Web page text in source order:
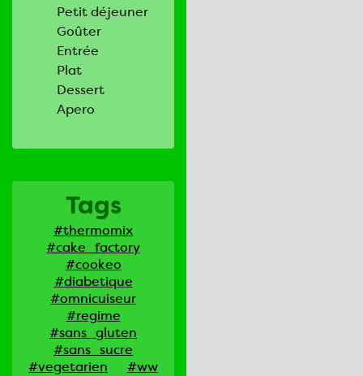
Petit déjeuner
Goûter
Entrée
Plat
Dessert
Apero
Tags
#thermomix
#cake_factory
#cookeo
#diabetique
#omnicuiseur
#regime
#sans_gluten
#sans_sucre
#vegetarien
#ww